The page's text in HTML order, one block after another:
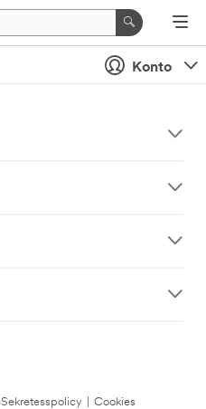
Konto
Sekretesspolicy
Cookies